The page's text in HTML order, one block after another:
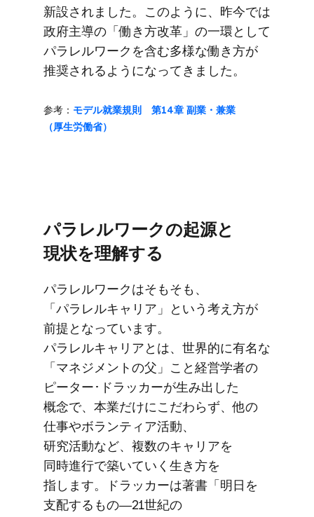
新設されました。​このように、​昨今では​
政府主導の​「働き方​改革」の​一環と​して​
パラレルワークを​含む​多様な​働き方が​
推奨されるようになってきました。
参考： モデル就業規則 第14章 副業・兼業​
（厚生労働省）​
パラレルワークの​起源と​
現状を​理解する
パラレルワークは​そもそも、​
「パラレルキャリア」と​いう​考え方が​
前提と​なっています。​
パラレルキャリアとは、​世界的に​有名な​
「マネジメントの​父」こと​経営学者の​
ピーター･ドラッカーが​生み出した​
概念で、​本業だけに​こだわらず、​他の​
仕事や​ボランティア活動、​
研究活動など、​複数の​キャリアを​
同時進行で​築いていく​生き方を​
指します。​ドラッカーは​著書​「明日を​
支配する​もの​―21世紀の​